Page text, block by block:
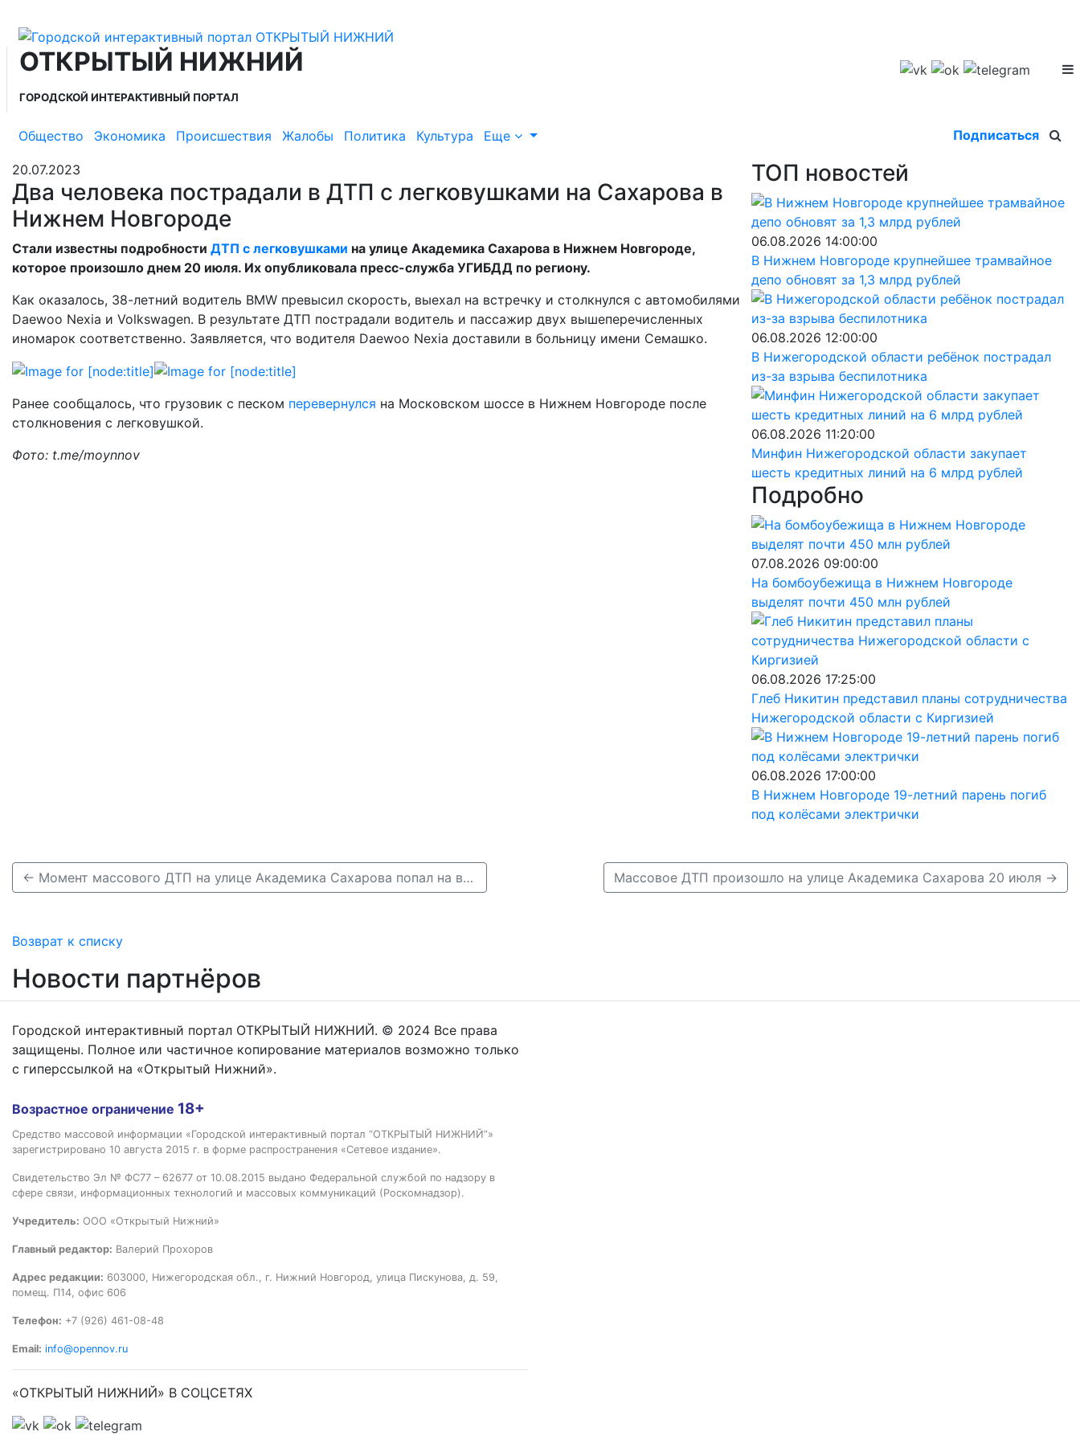
ОТКРЫТЫЙ НИЖНИЙ
ГОРОДСКОЙ ИНТЕРАКТИВНЫЙ ПОРТАЛ
Общество Экономика Происшествия Жалобы Политика Культура Еще Подписаться
20.07.2023
Два человека пострадали в ДТП с легковушками на Сахарова в
Нижнем Новгороде
Стали известны подробности ДТП с легковушками на улице Академика Сахарова в Нижнем Новгороде,
которое произошло днем 20 июля. Их опубликовала пресс-служба УГИБДД по региону.
Как оказалось, 38-летний водитель BMW превысил скорость, выехал на встречку и столкнулся с автомобилями
Daewoo Nexia и Volkswagen. В результате ДТП пострадали водитель и пассажир двух вышеперечисленных
иномарок соответственно. Заявляется, что водителя Daewoo Nexia доставили в больницу имени Семашко.
Ранее сообщалось, что грузовик с песком перевернулся на Московском шоссе в Нижнем Новгороде после
столкновения с легковушкой.
Фото: t.me/moynnov
ТОП новостей
06.08.2026 14:00:00
В Нижнем Новгороде крупнейшее трамвайное
депо обновят за 1,3 млрд рублей
06.08.2026 12:00:00
В Нижегородской области ребёнок пострадал
из-за взрыва беспилотника
06.08.2026 11:20:00
Минфин Нижегородской области закупает
шесть кредитных линий на 6 млрд рублей
Подробно
07.08.2026 09:00:00
На бомбоубежища в Нижнем Новгороде
выделят почти 450 млн рублей
06.08.2026 17:25:00
Глеб Никитин представил планы сотрудничества
Нижегородской области с Киргизией
06.08.2026 17:00:00
В Нижнем Новгороде 19-летний парень погиб
под колёсами электрички
← Момент массового ДТП на улице Академика Сахарова попал на видео Массовое ДТП произошло на улице Академика Сахарова 20 июля →
Возврат к списку
Новости партнёров
Городской интерактивный портал ОТКРЫТЫЙ НИЖНИЙ. © 2024 Все права
защищены. Полное или частичное копирование материалов возможно только
с гиперссылкой на «Открытый Нижний».
Возрастное ограничение 18+
Средство массовой информации «Городской интерактивный портал “ОТКРЫТЫЙ НИЖНИЙ”»
зарегистрировано 10 августа 2015 г. в форме распространения «Сетевое издание».
Свидетельство Эл № ФС77 – 62677 от 10.08.2015 выдано Федеральной службой по надзору в
сфере связи, информационных технологий и массовых коммуникаций (Роскомнадзор).
Учредитель: ООО «Открытый Нижний»
Главный редактор: Валерий Прохоров
Адрес редакции: 603000, Нижегородская обл., г. Нижний Новгород, улица Пискунова, д. 59,
помещ. П14, офис 606
Телефон: +7 (926) 461-08-48
Email: info@opennov.ru
«ОТКРЫТЫЙ НИЖНИЙ» В СОЦСЕТЯХ